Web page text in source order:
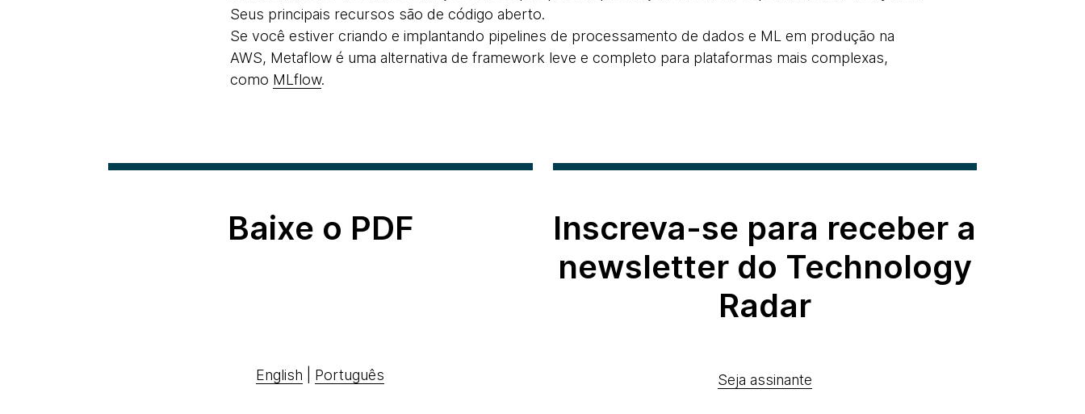
Seus principais recursos são de código aberto.
Se você estiver criando e implantando pipelines de processamento de dados e ML em produção na
AWS, Metaflow é uma alternativa de framework leve e completo para plataformas mais complexas,
como MLflow.
Baixe o PDF
English Português
Inscreva-se para receber a
newsletter do Technology
Radar
Seja assinante